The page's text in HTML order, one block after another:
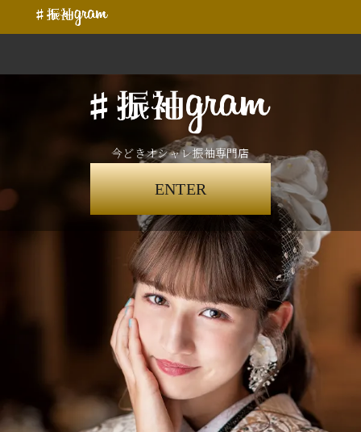
今どきオシャレ振袖専門店
ENTER